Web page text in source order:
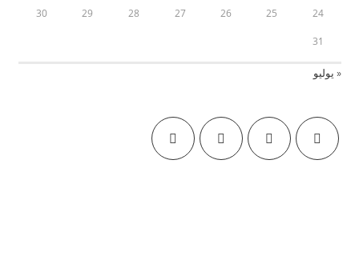
24
25
26
27
28
29
30
31
« يوليو